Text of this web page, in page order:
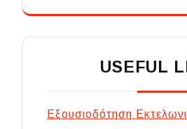
USEFUL
Εξουσιοδότηση